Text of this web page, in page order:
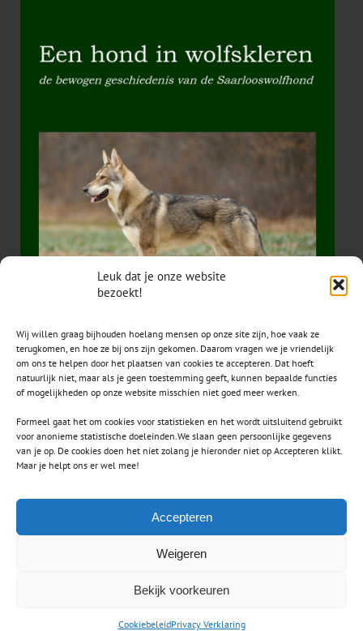
Leuk dat je onze website
bezoekt!
Wij willen graag bijhouden hoelang mensen op onze site zijn, hoe vaak ze
terugkomen, en hoe ze bij ons zijn gekomen. Daarom vragen we je vriendelijk
om ons te helpen door het plaatsen van cookies te accepteren. Dat hoeft
natuurlijk niet, maar als je geen toestemming geeft, kunnen bepaalde functies
of mogelijkheden op onze website misschien niet goed meer werken.
Formeel gaat het om cookies voor statistieken en het wordt uitsluitend gebruikt
voor anonieme statistische doeleinden.We slaan geen persoonlijke gegevens
van je op. De cookies doen het niet zolang je hieronder niet op Accepteren klikt.
Maar je helpt ons er wel mee!
Accepteren
Weigeren
Bekijk voorkeuren
CookiebeleidPrivacy Verklaring
CONTACT
secretaris.avls@gmail.com
Theme Fusion